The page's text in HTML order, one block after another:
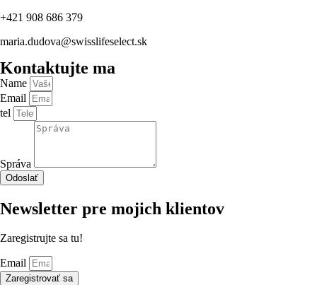
+421 908 686 379
maria.dudova@swisslifeselect.sk
Kontaktujte ma
Name
Email
tel
Správa
Odoslať
Newsletter pre mojich klientov
Zaregistrujte sa tu!
Email
Zaregistrovať sa